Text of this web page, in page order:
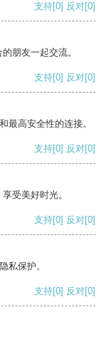
支持[0] 反对[0]
朋友一起交流。
支持[0] 反对[0]
最高安全性的连接。
支持[0] 反对[0]
受美好时光。
支持[0] 反对[0]
私保护。
支持[0] 反对[0]